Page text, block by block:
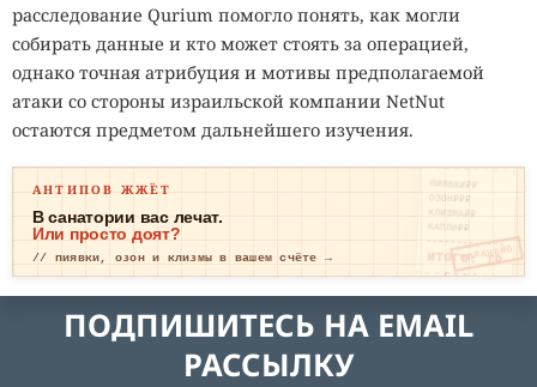
расследование Qurium помогло понять, как могли
собирать данные и кто может стоять за операцией,
однако точная атрибуция и мотивы предполагаемой
атаки со стороны израильской компании NetNut
остаются предметом дальнейшего изучения.
ПИЯВКИ₽₽
ОЗОН₽₽₽
КЛИЗМА₽₽
КАПЛИ₽₽
ИТОГО: ТР
ЕВОГА
ОПЛАЧЕНО
АНТИПОВ ЖЖЁТ
В санатории вас лечат.
Или просто доят?
// пиявки, озон и клизмы в вашем счёте →
ПОДПИШИТЕСЬ НА EMAIL
РАССЫЛКУ